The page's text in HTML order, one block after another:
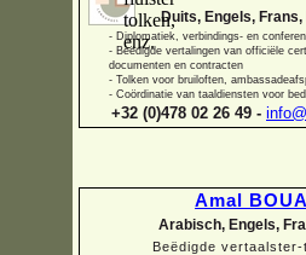
Duits, Engels,
- Diplomatiek, verbindings- en
- Beëdigde vertalingen van officiële
documenten en contracten
- Tolken voor bruiloften,
- Coördinatie van taaldiensten voor
+32 (0)478 02 26 49 -
Amal
Arabisch, Engels,
Beëdigde vertaalster-